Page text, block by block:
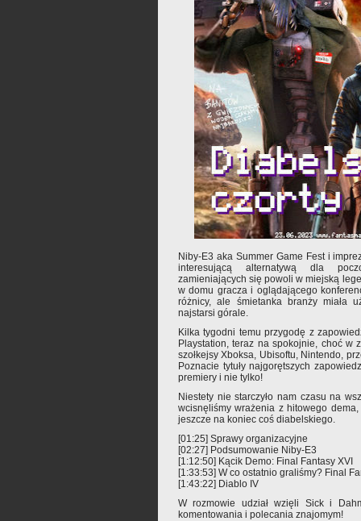
Niby-E3 aka Summer Game Fest i
interesującą alternatywą dla
zamieniających się powoli w miejską
w domu gracza i oglądającego
różnicy, ale śmietanka branży miała
najstarsi górale.
Kilka tygodni temu przygodę z
Playstation, teraz na spokojnie, choć w
szołkejsy Xboksa, Ubisoftu, Nintendo,
Poznacie tytuły najgorętszych
premiery i nie tylko!
Niestety nie starczyło nam czasu na
wcisnęliśmy wrażenia z hitowego
jeszcze na koniec coś diabelskiego.
[01:25] Sprawy organizacyjne
[02:27] Podsumowanie Niby-E3
[1:12:50] Kącik Demo: Final Fantasy XVI
[1:33:53] W co ostatnio graliśmy? Final
[1:43:22] Diablo IV
W rozmowie udział wzięli Sick i
komentowania i polecania znajomym!